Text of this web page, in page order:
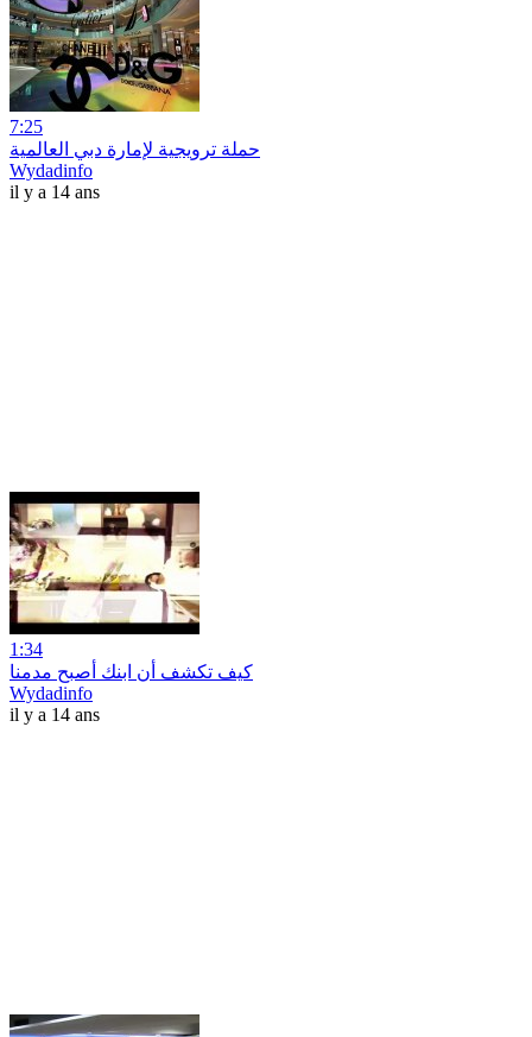
7:25
حملة ترويجية لإمارة دبي العالمية
Wydadinfo
il y a 14 ans
1:34
كيف تكشف أن ابنك أصبح مدمنا
Wydadinfo
il y a 14 ans